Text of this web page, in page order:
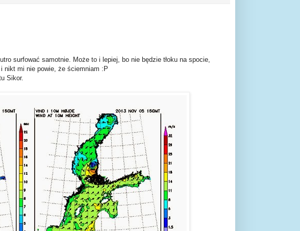
surfować samotnie. Może to i lepiej, bo nie będzie tłoku na spocie,
nikt mi nie powie, że ściemniam :P
Sikor.